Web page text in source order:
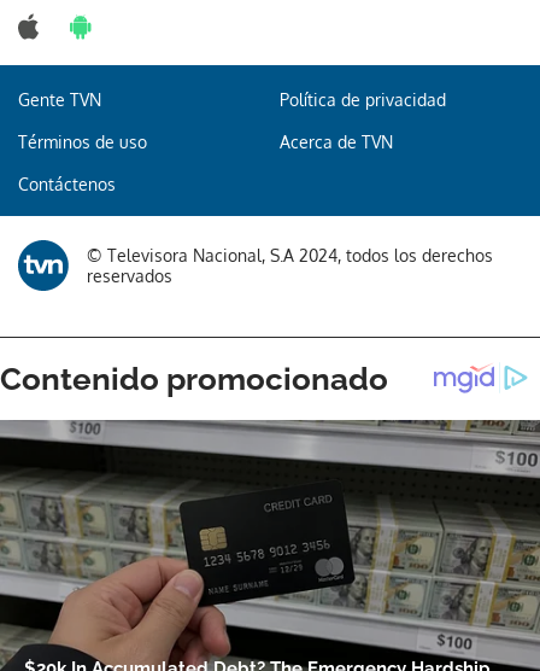
Gente TVN Política de privacidad
Términos de uso Acerca de TVN
Contáctenos
© Televisora Nacional, S.A 2024, todos los derechos
reservados